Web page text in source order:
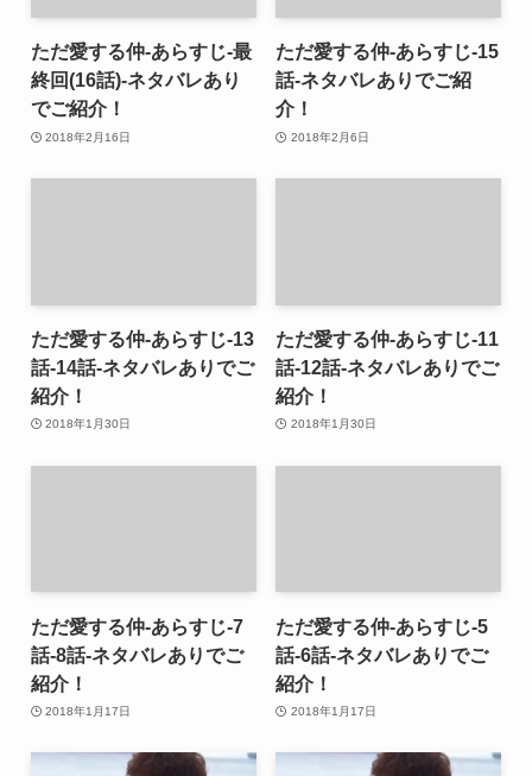
ただ愛する仲-あらすじ-最
終回(16話)-ネタバレあり
でご紹介！
2018年2月16日
ただ愛する仲-あらすじ-15
話-ネタバレありでご紹
介！
2018年2月6日
ただ愛する仲-あらすじ-13
話-14話-ネタバレありでご
紹介！
2018年1月30日
ただ愛する仲-あらすじ-11
話-12話-ネタバレありでご
紹介！
2018年1月30日
ただ愛する仲-あらすじ-7
話-8話-ネタバレありでご
紹介！
2018年1月17日
ただ愛する仲-あらすじ-5
話-6話-ネタバレありでご
紹介！
2018年1月17日